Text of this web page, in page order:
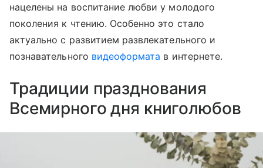
нацелены на воспитание любви у молодого
поколения к чтению. Особенно это стало
актуально с развитием развлекательного и
познавательного видеоформата в интернете.
Традиции празднования
Всемирного дня книголюбов